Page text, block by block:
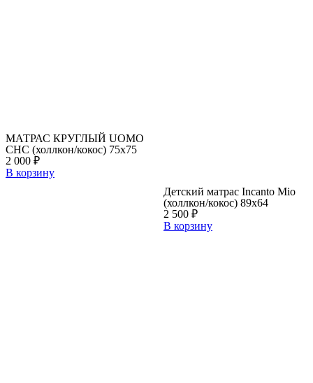
МАТРАС КРУГЛЫЙ UOMO
CНC (холлкон/кокос) 75х75
2 000 ₽
В корзину
Детский матрас Incanto Mio
(холлкон/кокос) 89х64
2 500 ₽
В корзину